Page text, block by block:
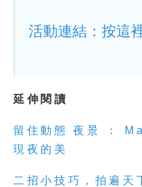
活動連結：按這
延伸閱讀
留住動態夜 景
：
現 夜 的美
二招小技巧，拍遍天